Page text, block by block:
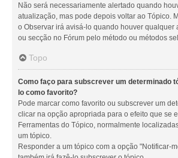
Não será necessariamente alertado quando
atualização, mas pode depois voltar ao Tópico.
o Observar irá avisá-lo quando houver qualquer
ou secção no Fórum pelo método ou métodos
Topo
Como faço para subscrever um determinado
lo como favorito?
Pode marcar como favorito ou subscrever um
clicar na opção apropriada para o efeito que se
Ferramentas do Tópico, normalmente
um tópico.
Responder a um tópico com a opção "Notificar-